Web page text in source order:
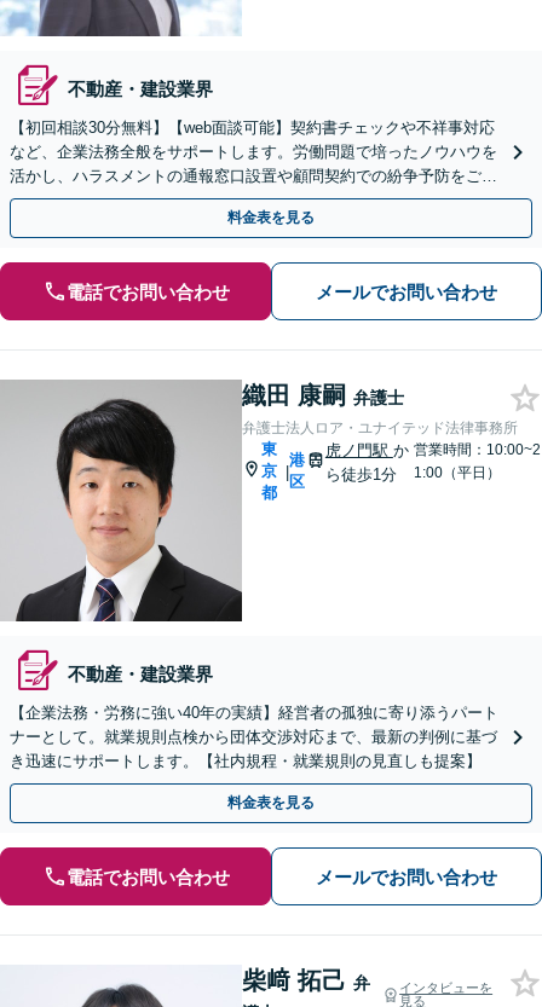
不動産・建設業界
【初回相談30分無料】【web面談可能】契約書チェックや不祥事対応
など、企業法務全般をサポートします。労働問題で培ったノウハウを
活かし、ハラスメントの通報窓口設置や顧問契約での紛争予防をご提
案いたします。単発ご依頼も歓迎。【池袋駅徒歩4分】
料金表を見る
電話でお問い合わせ メールでお問い合わせ
織田 康嗣 弁護士
弁護士法人ロア・ユナイテッド法律事務所
東
京
都
|
港
区
虎ノ門駅 か
ら徒歩1分
営業時間：10:00~2
1:00（平日）
不動産・建設業界
【企業法務・労務に強い40年の実績】経営者の孤独に寄り添うパート
ナーとして。就業規則点検から団体交渉対応まで、最新の判例に基づ
き迅速にサポートします。【社内規程・就業規則の見直しも提案】
料金表を見る
電話でお問い合わせ メールでお問い合わせ
柴﨑 拓己 弁
インタビューを
見る